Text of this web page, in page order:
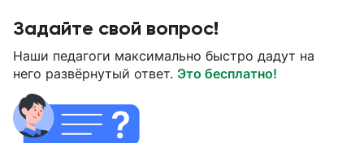
Задайте свой вопрос!
Наши педагоги максимально быстро дадут на
него развёрнутый ответ. Это бесплатно!